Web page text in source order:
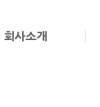
회사소개